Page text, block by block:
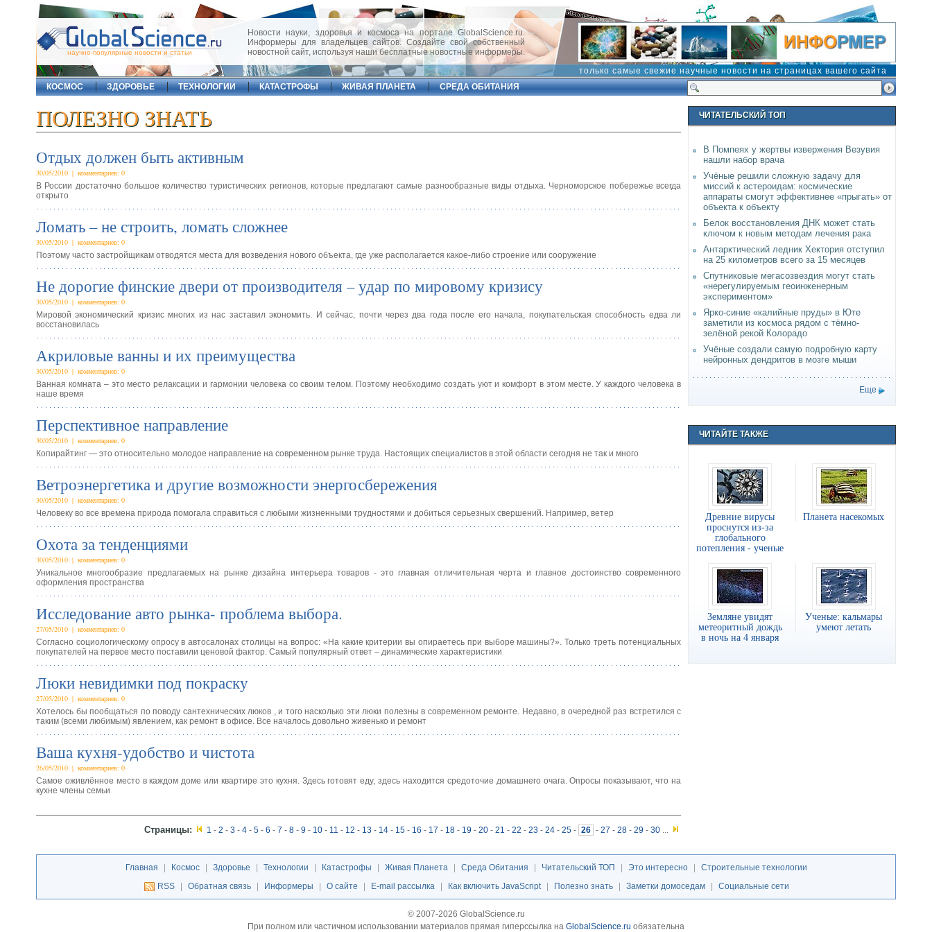
научно-популярные новости и статьи
Новости науки, здоровья и космоса на портале GlobalScience.ru.
Информеры для владельцев сайтов. Создайте свой собственный
новостной сайт, используя наши бесплатные новостные информеры.
только самые свежие научные новости на страницах вашего сайта
КОСМОС
ЗДОРОВЬЕ ТЕХНОЛОГИИ КАТАСТРОФЫ ЖИВАЯ ПЛАНЕТА СРЕДА ОБИТАНИЯ
ПОЛЕЗНО ЗНАТЬ
Отдых должен быть активным
30/05/2010 | комментариев: 0
В России достаточно большое количество туристических регионов, которые предлагают самые разнообразные виды отдыха. Черноморское побережье всегда
открыто
Ломать – не строить, ломать сложнее
30/05/2010 | комментариев: 0
Поэтому часто застройщикам отводятся места для возведения нового объекта, где уже располагается какое-либо строение или сооружение
Не дорогие финские двери от производителя – удар по мировому кризису
30/05/2010 | комментариев: 0
Мировой экономический кризис многих из нас заставил экономить. И сейчас, почти через два года после его начала, покупательская способность едва ли
восстановилась
Акриловые ванны и их преимущества
30/05/2010 | комментариев: 0
Ванная комната – это место релаксации и гармонии человека со своим телом. Поэтому необходимо создать уют и комфорт в этом месте. У каждого человека в
наше время
Перспективное направление
30/05/2010 | комментариев: 0
Копирайтинг — это относительно молодое направление на современном рынке труда. Настоящих специалистов в этой области сегодня не так и много
Ветроэнергетика и другие возможности энергосбережения
30/05/2010 | комментариев: 0
Человеку во все времена природа помогала справиться с любыми жизненными трудностями и добиться серьезных свершений. Например, ветер
Охота за тенденциями
30/05/2010 | комментариев: 0
Уникальное многообразие предлагаемых на рынке дизайна интерьера товаров - это главная отличительная черта и главное достоинство современного
оформления пространства
Исследование авто рынка- проблема выбора.
27/05/2010 | комментариев: 0
Согласно социологическому опросу в автосалонах столицы на вопрос: «На какие критерии вы опираетесь при выборе машины?». Только треть потенциальных
покупателей на первое место поставили ценовой фактор. Самый популярный ответ – динамические характеристики
Люки невидимки под покраску
27/05/2010 | комментариев: 0
Хотелось бы пообщаться по поводу сантехнических люков , и того насколько эти люки полезны в современном ремонте. Недавно, в очередной раз встретился с
таким (всеми любимым) явлением, как ремонт в офисе. Все началось довольно живенько и ремонт
Ваша кухня-удобство и чистота
26/05/2010 | комментариев: 0
Самое оживлённое место в каждом доме или квартире это кухня. Здесь готовят еду, здесь находится средоточие домашнего очага. Опросы показывают, что на
кухне члены семьи
Страницы: 1 - 2 - 3 - 4 - 5 - 6 - 7 - 8 - 9 - 10 - 11 - 12 - 13 - 14 - 15 - 16 - 17 - 18 - 19 - 20 - 21 - 22 - 23 - 24 - 25 - 26 - 27 - 28 - 29 - 30 ...
ЧИТАТЕЛЬСКИЙ ТОП
В Помпеях у жертвы извержения Везувия
нашли набор врача
Учёные решили сложную задачу для
миссий к астероидам: космические
аппараты смогут эффективнее «прыгать» от
объекта к объекту
Белок восстановления ДНК может стать
ключом к новым методам лечения рака
Антарктический ледник Хектория отступил
на 25 километров всего за 15 месяцев
Спутниковые мегасозвездия могут стать
«нерегулируемым геоинженерным
экспериментом»
Ярко-синие «калийные пруды» в Юте
заметили из космоса рядом с тёмно-
зелёной рекой Колорадо
Учёные создали самую подробную карту
нейронных дендритов в мозге мыши
Еще
ЧИТАЙТЕ ТАКЖЕ
Древние вирусы
проснутся из-за
глобального
потепления - ученые
Планета насекомых
Земляне увидят
метеоритный дождь
в ночь на 4 января
Ученые: кальмары
умеют летать
Главная Космос Здоровье Технологии Катастрофы Живая Планета Среда Обитания Читательский ТОП Это интересно
Строительные технологии
RSS
Обратная связь Информеры О сайте E-mail рассылка Как включить JavaScript Полезно знать Заметки домоседам Социальные сети
© 2007-2026 GlobalScience.ru
При полном или частичном использовании материалов прямая гиперссылка на GlobalScience.ru обязательна